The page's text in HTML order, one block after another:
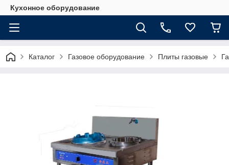
Кухонное оборудование
Каталог Газовое оборудование Плиты газовые